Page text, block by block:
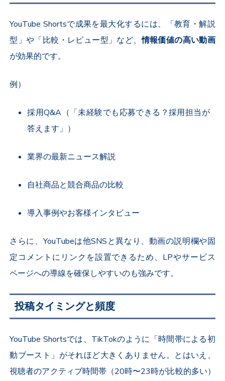
YouTube Shortsで成果を最大化するには、「教育・解説
型」や「比較・レビュー型」など、情報価値の高い動画
が効果的です。
例）
採用Q&A （「未経験でも応募できる？採用担当が
答えます」）
業界の最新ニュース解説
自社商品と競合商品の比較
導入事例やお客様インタビュー
さらに、YouTubeは他SNSと異なり、動画の説明欄や固
定コメントにリンクを設置できるため、 LPやサービス
ページへの導線を確保しやすいのも強みです。
投稿タイミングと頻度
YouTube Shortsでは、 TikTokのように「時間帯による初
動ブースト」がそれほど大きくありません。とはいえ、
視聴者のアクティブ時間帯（20時〜23時が比較的多い）